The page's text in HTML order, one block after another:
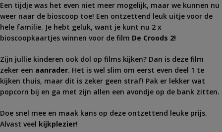
Een tijdje was het even niet meer mogelijk, maar we kunnen nu
weer naar de bioscoop toe! Een ontzettend leuk uitje voor de
hele familie. Je hebt geluk, want je kunt nu 2 x
bioscoopkaartjes winnen voor de film De Croods 2!
Zijn jullie kinderen ook dol op films kijken? Dan is deze film
zeker een aanrader. Het is wel slim om eerst even deel 1 te
kijken thuis, maar dit is zeker geen straf! Pak er lekker wat
popcorn bij en ga met zijn allen een avondje op de bank zitten.
Doe snel mee en maak kans op deze ontzettend leuke prijs.
Alvast veel kijkplezier!